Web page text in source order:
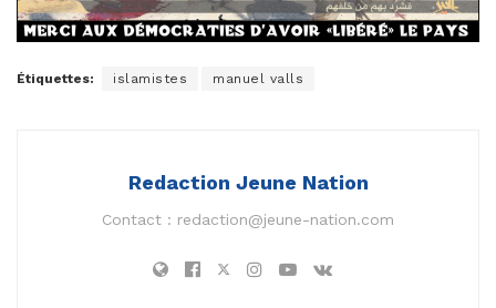
Étiquettes: islamistes manuel valls
Redaction Jeune Nation
Contact : redaction@jeune-nation.com